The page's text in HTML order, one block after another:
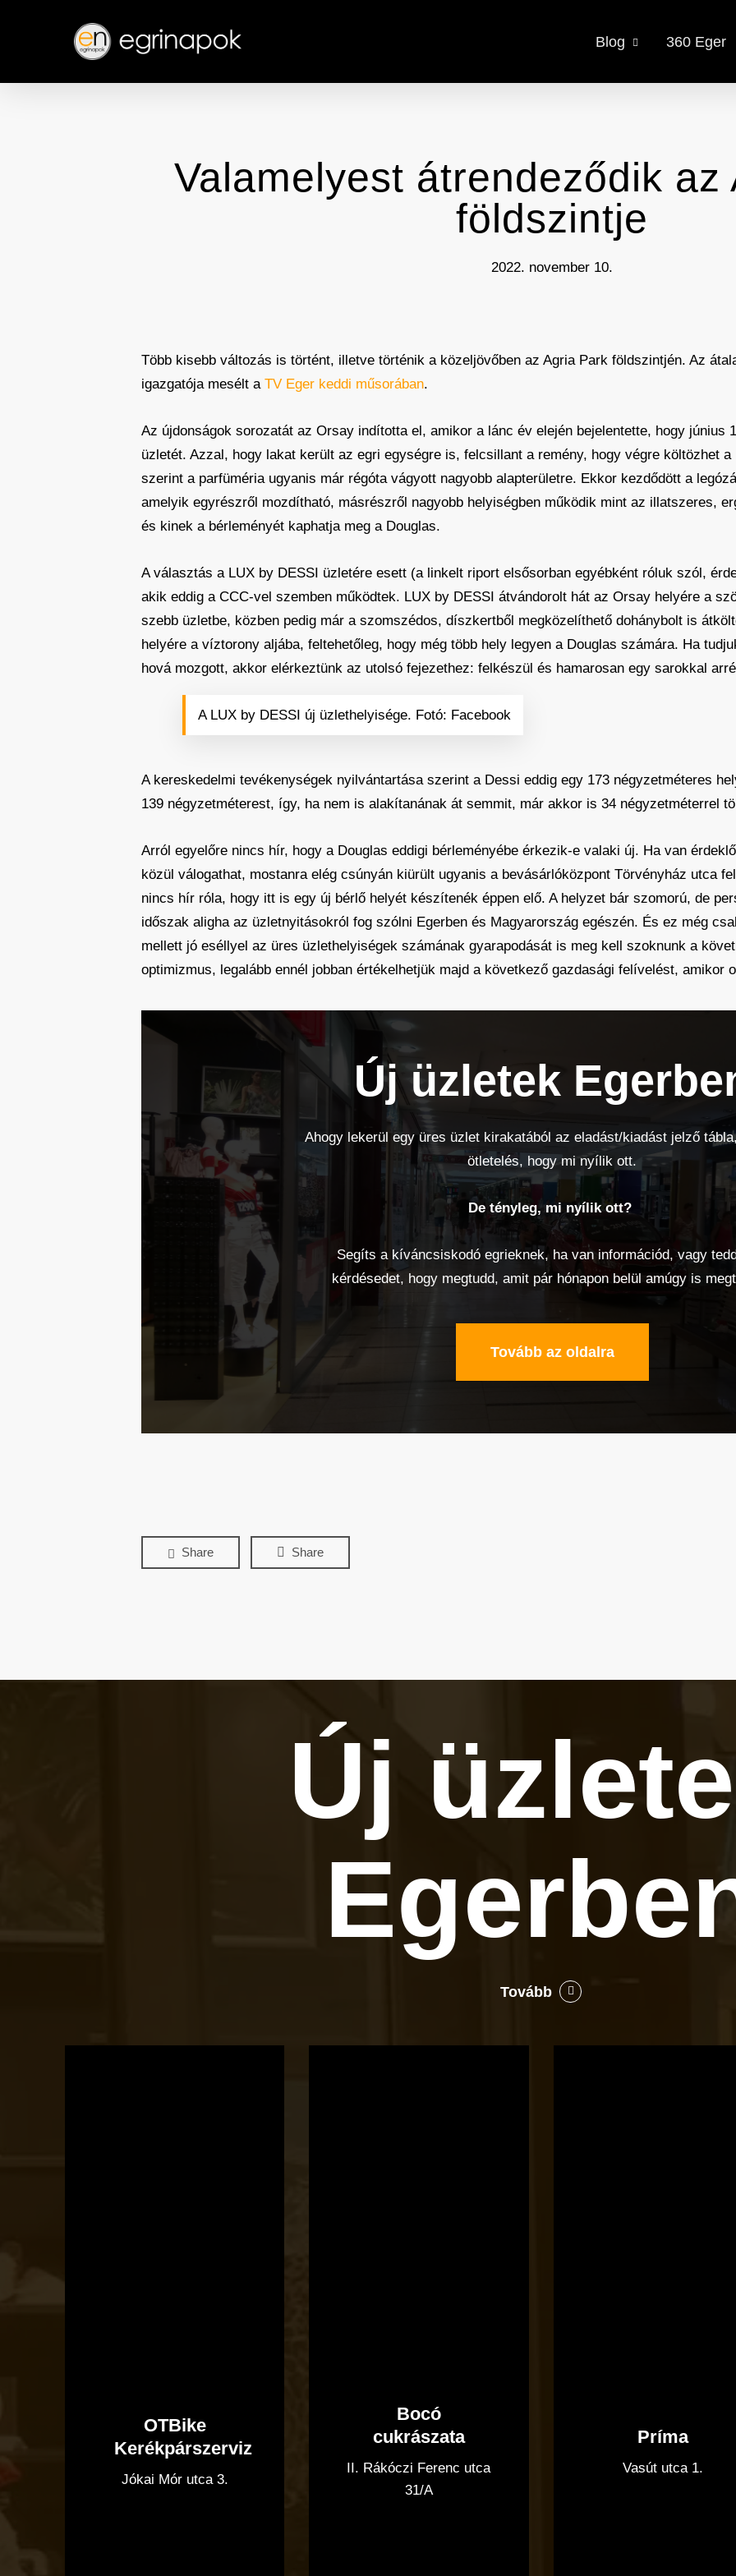
content
Blog 360 Eger
Valamelyest átrendeződik az
földszintje
2022. november 10.
Több kisebb változás is történt, illetve történik a közeljövőben az Agria Park földszintjén. Az
igazgatója mesélt aTV Eger keddi műsorában.
Az újdonságok sorozatát az Orsay indította el, amikor a lánc év elején bejelentette, hogy június
üzletét. Azzal, hogy lakat került az egri egységre is, felcsillant a remény, hogy végre költözhet
szerint a parfüméria ugyanis már régóta vágyott nagyobb alapterületre. Ekkor kezdődött a
amelyik egyrészről mozdítható, másrészről nagyobb helyiségben működik mint az illatszeres,
és kinek a bérleményét kaphatja meg a Douglas.
A választás a LUX by DESSI üzletére esett (a linkelt riport elsősorban egyébként róluk szól,
akik eddig a CCC-vel szemben működtek. LUX by DESSI átvándorolt hát az Orsay helyére a
szebb üzletbe, közben pedig már a szomszédos, díszkertből megközelíthető dohánybolt is
helyére a víztorony aljába, feltehetőleg, hogy még több hely legyen a Douglas számára. Ha
hová mozgott, akkor elérkeztünk az utolsó fejezethez: felkészül és hamarosan egy sarokkal
A LUX by DESSI új üzlethelyisége. Fotó: Facebook
A kereskedelmi tevékenységek nyilvántartása szerint a Dessi eddig egy 173 négyzetméteres
139 négyzetméterest, így, ha nem is alakítanának át semmit, már akkor is 34 négyzetméterrel
Arról egyelőre nincs hír, hogy a Douglas eddigi bérleményébe érkezik-e valaki új. Ha van
közül válogathat, mostanra elég csúnyán kiürült ugyanis a bevásárlóközpont Törvényház utca
nincs hír róla, hogy itt is egy új bérlő helyét készítenék éppen elő. A helyzet bár szomorú, de
időszak aligha az üzletnyitásokról fog szólni Egerben és Magyarország egészén. És ez még
mellett jó eséllyel az üres üzlethelyiségek számának gyarapodását is meg kell szoknunk a
optimizmus, legalább ennél jobban értékelhetjük majd a következő gazdasági felívelést, amikor
Új üzletek
Ahogy lekerül egy üres üzlet kirakatából az eladást/kiadást jelző
ötletelés, hogy mi nyílik ott.
De tényleg, mi nyílik ott?
Segíts a kíváncsiskodó egrieknek, ha van információd, vagy
kérdésedet, hogy megtudd, amit pár hónapon belül amúgy is
Tovább az oldalra
Share Share
Új
Tovább
OTBike
Kerékpárszerviz
Jókai Mór utca 3.
Bocó
cukrászata
II. Rákóczi Ferenc utca
31/A
Príma
Vasút utca 1.